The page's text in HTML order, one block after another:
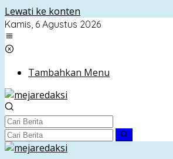
Lewati ke konten
Kamis, 6 Agustus 2026
Tambahkan Menu